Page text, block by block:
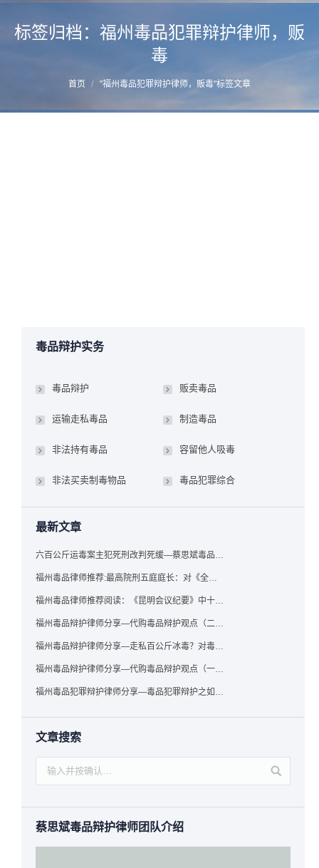
标签归档： 福州毒品犯罪辩护律师，贩
毒
首页 "福州毒品犯罪辩护律师，贩毒"标签文章
毒品辩护实务
毒品辩护 贩卖毒品
运输走私毒品 制造毒品
非法持有毒品 容留他人吸毒
非法买卖制毒物品 毒品犯罪综合
最新文章
六百公斤运毒案主犯死刑改判死缓—蔡思斌毒品犯罪辩护成功案例
福州毒品律师推荐:最高院刑五庭庭长：对《全国法院毒品案件审判工作会议纪要》的理解与适用
福州毒品律师推荐阅读：《昆明会议纪要》中十个“意想不到”的规定
福州毒品辩护律师分享—代购毒品辩护观点（二）——“牟利”之辩
福州毒品辩护律师分享—走私百公斤冰毒？对毒品缺失型走私毒品罪案件，该如何有效辩护
福州毒品辩护律师分享—代购毒品辩护观点（一）——“真假”之辩
福州毒品犯罪辩护律师分享—毒品犯罪辩护之如何提炼言辞证据
文章搜索
蔡思斌毒品辩护律师团队介绍